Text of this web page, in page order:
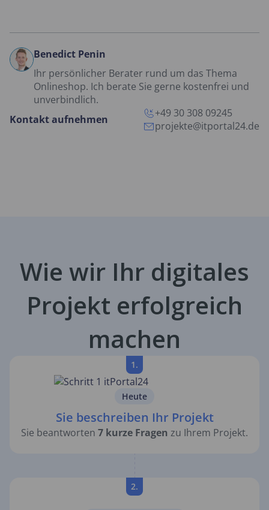
Benedict Penin
Ihr persönlicher Berater rund um das Thema
Onlineshop. Ich berate Sie gerne kostenfrei und
unverbindlich.
Kontakt aufnehmen
+49 30 308 09245
projekte@itportal24.de
Wie wir Ihr digitales
Projekt erfolgreich
machen
1.
Heute
Sie beschreiben Ihr Projekt
Sie beantworten 7 kurze Fragen zu Ihrem Projekt.
2.